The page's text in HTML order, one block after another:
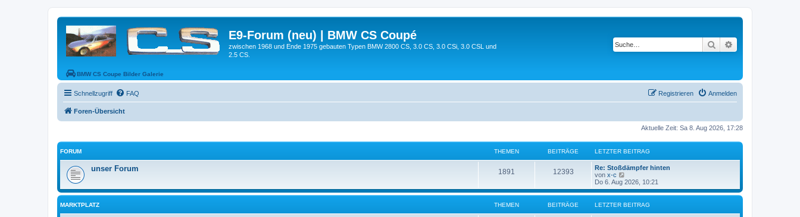
E9-Forum (neu) | BMW CS Coupé
zwischen 1968 und Ende 1975 gebauten Typen BMW 2800 CS, 3.0 CS, 3.0 CSi, 3.0 CSL und
2.5 CS.
BMW CS Coupe Bilder Galerie
Suche
Schnellzugriff FAQ Anmelden
Registrieren
Foren-Übersicht
Aktuelle Zeit: Sa 8. Aug 2026, 17:28
FORUM THEMEN BEITRÄGE LETZTER BEITRAG
unser Forum 1891 12393
Re: Stoßdämpfer hinten
von x-c
e
u
e
s
Do 6. Aug 2026, 10:21
MARKTPLATZ THEMEN BEITRÄGE LETZTER BEITRAG